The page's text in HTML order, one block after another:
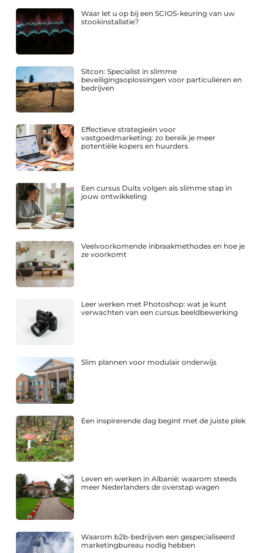
Waar let u op bij een SCIOS-keuring van uw
stookinstallatie?
Sitcon: Specialist in slimme
beveiligingsoplossingen voor particulieren en
bedrijven
Effectieve strategieën voor
vastgoedmarketing: zo bereik je meer
potentiële kopers en huurders
Een cursus Duits volgen als slimme stap in
jouw ontwikkeling
Veelvoorkomende inbraakmethodes en hoe je
ze voorkomt
Leer werken met Photoshop: wat je kunt
verwachten van een cursus beeldbewerking
Slim plannen voor modulair onderwijs
Een inspirerende dag begint met de juiste plek
Leven en werken in Albanië: waarom steeds
meer Nederlanders de overstap wagen
Waarom b2b-bedrijven een gespecialiseerd
marketingbureau nodig hebben